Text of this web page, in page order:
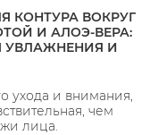
КОНТУРА ВОКРУГ
И АЛОЭ-ВЕРА:
УВЛАЖНЕНИЯ И
ухода и внимания,
чем
лица.